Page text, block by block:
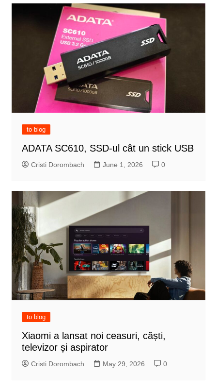
to blog
ADATA SC610, SSD-ul cât un stick USB
Cristi Dorombach June 1, 2026 0
to blog
Xiaomi a lansat noi ceasuri, căști,
televizor și aspirator
Cristi Dorombach May 29, 2026 0